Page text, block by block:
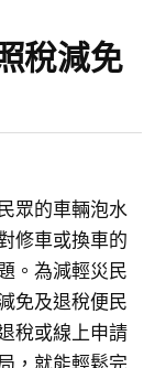
稅減免
眾的車輛泡水
修車或換車的
。為減輕災民
免及退稅便民
稅或線上申請
，就能輕鬆完